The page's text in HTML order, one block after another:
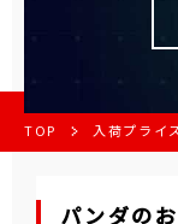
TOP 入荷プライ
パンダの